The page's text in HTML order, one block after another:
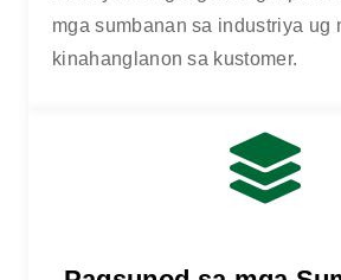
mga sumbanan sa industriya ug
kinahanglanon sa kustomer.